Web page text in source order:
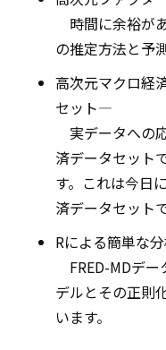
時間に余裕が
の推定方法と予
高次元マクロ経
セット―
実データへの
済データセット
す。これは今日
済データセットで
Rによる簡単な
FRED-MDデー
デルとその正則
います。